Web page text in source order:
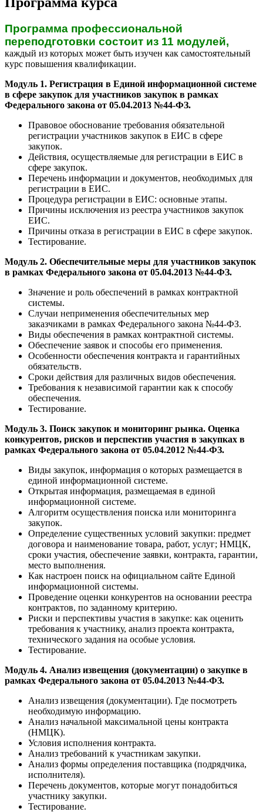
Программа профессиональной
переподготовки состоит из 11 модулей,
каждый из которых может быть изучен как самостоятельный
курс повышения квалификации.
Модуль 1. Регистрация в Единой информационной системе
в сфере закупок для участников закупок в рамках
Федерального закона от 05.04.2013 №44-ФЗ.
Правовое обоснование требования обязательной
регистрации участников закупок в ЕИС в сфере
закупок.
Действия, осуществляемые для регистрации в ЕИС в
сфере закупок.
Перечень информации и документов, необходимых для
регистрации в ЕИС.
Процедура регистрации в ЕИС: основные этапы.
Причины исключения из реестра участников закупок
ЕИС.
Причины отказа в регистрации в ЕИС в сфере закупок.
Тестирование.
Модуль 2. Обеспечительные меры для участников закупок
в рамках Федерального закона от 05.04.2013 №44-ФЗ.
Значение и роль обеспечений в рамках контрактной
системы.
Случаи неприменения обеспечительных мер
заказчиками в рамках Федерального закона №44-ФЗ.
Виды обеспечения в рамках контрактной системы.
Обеспечение заявок и способы его применения.
Особенности обеспечения контракта и гарантийных
обязательств.
Сроки действия для различных видов обеспечения.
Требования к независимой гарантии как к способу
обеспечения.
Тестирование.
Модуль 3. Поиск закупок и мониторинг рынка. Оценка
конкурентов, рисков и перспектив участия в закупках в
рамках Федерального закона от 05.04.2012 №44-ФЗ.
Виды закупок, информация о которых размещается в
единой информационной системе.
Открытая информация, размещаемая в единой
информационной системе.
Алгоритм осуществления поиска или мониторинга
закупок.
Определение существенных условий закупки: предмет
договора и наименование товара, работ, услуг; НМЦК,
сроки участия, обеспечение заявки, контракта, гарантии,
место выполнения.
Как настроен поиск на официальном сайте Единой
информационной системы.
Проведение оценки конкурентов на основании реестра
контрактов, по заданному критерию.
Риски и перспективы участия в закупке: как оценить
требования к участнику, анализ проекта контракта,
технического задания на особые условия.
Тестирование.
Модуль 4. Анализ извещения (документации) о закупке в
рамках Федерального закона от 05.04.2013 №44-ФЗ.
Анализ извещения (документации). Где посмотреть
необходимую информацию.
Анализ начальной максимальной цены контракта
(НМЦК).
Условия исполнения контракта.
Анализ требований к участникам закупки.
Анализ формы определения поставщика (подрядчика,
исполнителя).
Перечень документов, которые могут понадобиться
участнику закупки.
Тестирование.